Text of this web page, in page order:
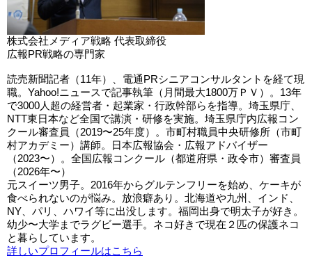
株式会社メディア戦略 代表取締役
広報PR戦略の専門家
読売新聞記者（11年）、電通PRシニアコンサルタントを経て現
職。Yahoo!ニュースで記事執筆（月間最大1800万ＰＶ）。13年
で3000人超の経営者・起業家・行政幹部らを指導。埼玉県庁、
NTT東日本など全国で講演・研修を実施。埼玉県庁内広報コン
クール審査員（2019〜25年度）。市町村職員中央研修所（市町
村アカデミー）講師。日本広報協会・広報アドバイザー
（2023〜）。全国広報コンクール（都道府県・政令市）審査員
（2026年〜）
元スイーツ男子。2016年からグルテンフリーを始め、ケーキが
食べられないのが悩み。放浪癖あり。北海道や九州、インド、
NY、パリ、ハワイ等に出没します。福岡出身で明太子が好き。
幼少〜大学までラグビー選手。ネコ好きで現在２匹の保護ネコ
と暮らしています。
詳しいプロフィールはこちら